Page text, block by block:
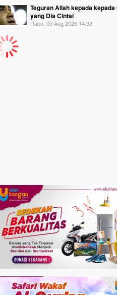
Teguran Allah kepada kepada
yang Dia Cintai
Rabu, 05 Aug 2026 14:33